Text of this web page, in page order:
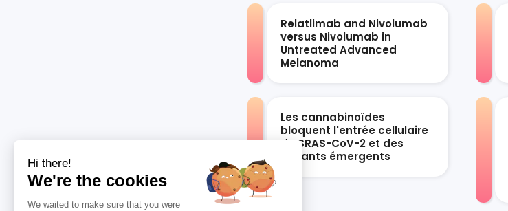
Relatlimab and Nivolumab
versus Nivolumab in
Untreated Advanced
Melanoma
Les cannabinoïdes
bloquent l'entrée cellulaire
du SRAS-CoV-2 et des
variants émergents
Hi there!
We're the cookies
We waited to make sure that you were